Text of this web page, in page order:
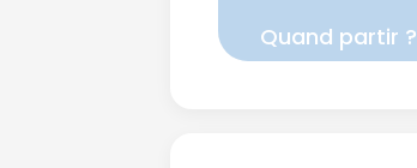
Quand partir ?